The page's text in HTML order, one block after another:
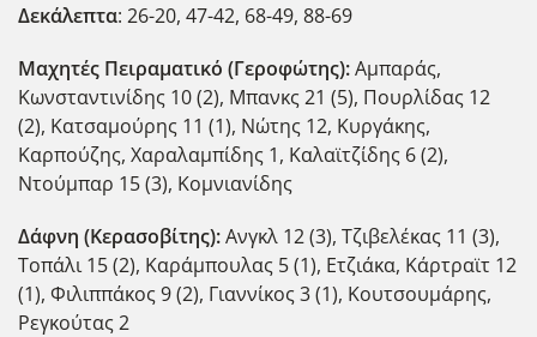
Δεκάλεπτα: 26-20, 47-42, 68-49, 88-69
Μαχητές Πειραματικό (Γεροφώτης):Αμπαράς,
Κωνσταντινίδης 10 (2), Μπανκς 21 (5), Πουρλίδας 12
(2), Κατσαμούρης 11 (1), Νώτης 12, Κυργάκης,
Καρπούζης, Χαραλαμπίδης 1, Καλαϊτζίδης 6 (2),
Ντούμπαρ 15 (3), Κομνιανίδης
Δάφνη (Κερασοβίτης):Ανγκλ 12 (3), Τζιβελέκας 11 (3),
Τοπάλι 15 (2), Καράμπουλας 5 (1), Ετζιάκα, Κάρτραϊτ 12
(1), Φιλιππάκος 9 (2), Γιαννίκος 3 (1), Κουτσουμάρης,
Ρεγκούτας 2